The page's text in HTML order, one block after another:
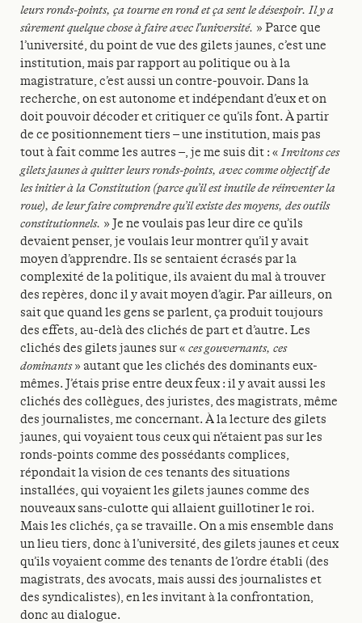
leurs ronds-points, ça tourne en rond et ça sent le désespoir. Il y a
sûrement quelque chose à faire avec l’université. » Parce que
l’université, du point de vue des gilets jaunes, c’est une
institution, mais par rapport au politique ou à la
magistrature, c’est aussi un contre-pouvoir. Dans la
recherche, on est autonome et indépendant d’eux et on
doit pouvoir décoder et critiquer ce qu’ils font. À partir
de ce positionnement tiers – une institution, mais pas
tout à fait comme les autres –, je me suis dit : « Invitons ces
gilets jaunes à quitter leurs ronds-points, avec comme objectif de
les initier à la Constitution (parce qu’il est inutile de réinventer la
roue), de leur faire comprendre qu’il existe des moyens, des outils
constitutionnels. » Je ne voulais pas leur dire ce qu’ils
devaient penser, je voulais leur montrer qu’il y avait
moyen d’apprendre. Ils se sentaient écrasés par la
complexité de la politique, ils avaient du mal à trouver
des repères, donc il y avait moyen d’agir. Par ailleurs, on
sait que quand les gens se parlent, ça produit toujours
des effets, au-delà des clichés de part et d’autre. Les
clichés des gilets jaunes sur « ces gouvernants, ces
dominants» autant que les clichés des dominants eux-
mêmes. J’étais prise entre deux feux : il y avait aussi les
clichés des collègues, des juristes, des magistrats, même
des journalistes, me concernant. À la lecture des gilets
jaunes, qui voyaient tous ceux qui n’étaient pas sur les
ronds-points comme des possédants complices,
répondait la vision de ces tenants des situations
installées, qui voyaient les gilets jaunes comme des
nouveaux sans-culotte qui allaient guillotiner le roi.
Mais les clichés, ça se travaille. On a mis ensemble dans
un lieu tiers, donc à l’université, des gilets jaunes et ceux
qu’ils voyaient comme des tenants de l’ordre établi (des
magistrats, des avocats, mais aussi des journalistes et
des syndicalistes), en les invitant à la confrontation,
donc au dialogue.